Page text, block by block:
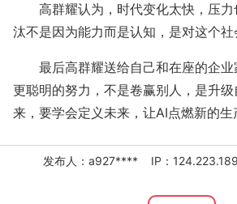
高群耀认为，时代变化太快，压力
汰不是因为能力而是认知，是对这个社
最后高群耀送给自己和在座的企业
更聪明的努力，不是卷赢别人，是升
来，要学会定义未来，让AI点燃新的生
发布人：a927**** IP：